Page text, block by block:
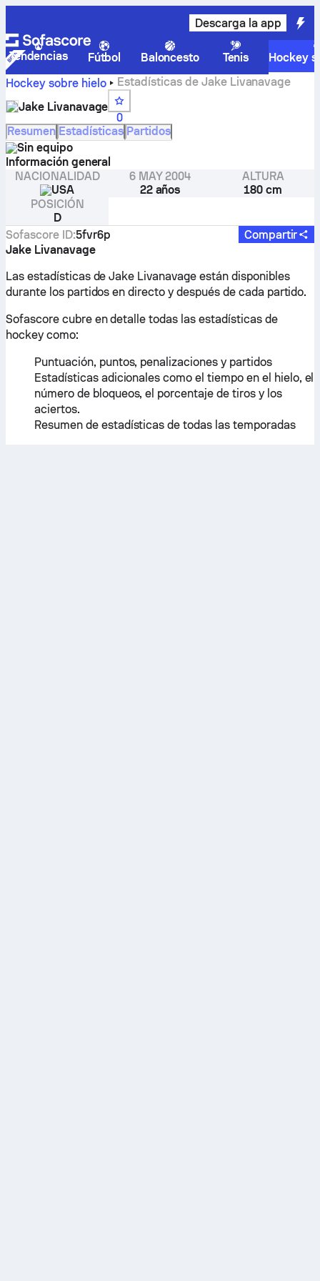
Descarga la app
Tendencias Fútbol Baloncesto Tenis
Hockey
Hockey sobre hielo
Estadísticas de Jake Livanavage
Jake Livanavage
0
Resumen Estadísticas Partidos
Sin equipo
Información general
NACIONALIDAD
USA
6 MAY 2004
22 años
ALTURA
180 cm
POSICIÓN
D
Sofascore ID:5fvr6p
Compartir
Jake Livanavage
Las estadísticas de Jake Livanavage están disponibles
durante los partidos en directo y después de cada partido.
Sofascore cubre en detalle todas las estadísticas de
hockey como:
Puntuación, puntos, penalizaciones y partidos
Estadísticas adicionales como el tiempo en el hielo, el
número de bloqueos, el porcentaje de tiros y los
aciertos.
Resumen de estadísticas de todas las temporadas